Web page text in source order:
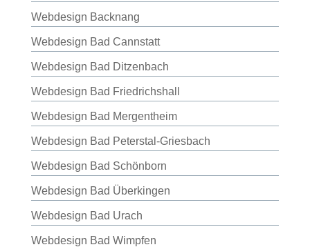
Webdesign Backnang
Webdesign Bad Cannstatt
Webdesign Bad Ditzenbach
Webdesign Bad Friedrichshall
Webdesign Bad Mergentheim
Webdesign Bad Peterstal-Griesbach
Webdesign Bad Schönborn
Webdesign Bad Überkingen
Webdesign Bad Urach
Webdesign Bad Wimpfen